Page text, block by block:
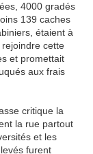
4000 gradés
139 caches
étaient à
cette
et promettait
aux frais
critique la
la rue partout
et les
furent